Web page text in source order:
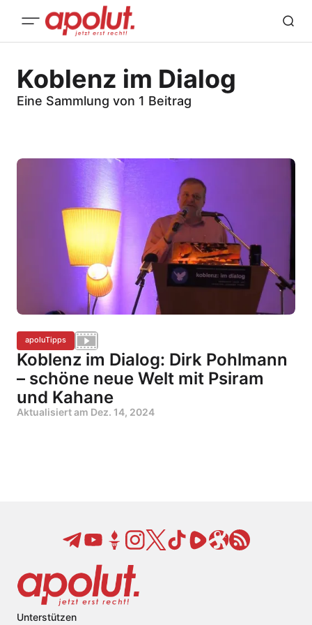
Koblenz im Dialog
Eine Sammlung von 1 Beitrag
apoluTipps
Koblenz im Dialog: Dirk Pohlmann
– schöne neue Welt mit Psiram
und Kahane
Aktualisiert am Dez. 14, 2024
Unterstützen